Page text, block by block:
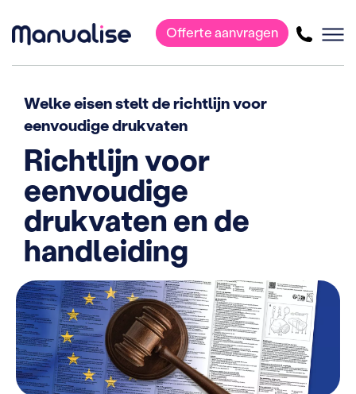
HoofdnavigatieOfferte aanvragen
Welke eisen stelt de richtlijn voor
eenvoudige drukvaten
Richtlijn voor
eenvoudige
drukvaten en de
handleiding